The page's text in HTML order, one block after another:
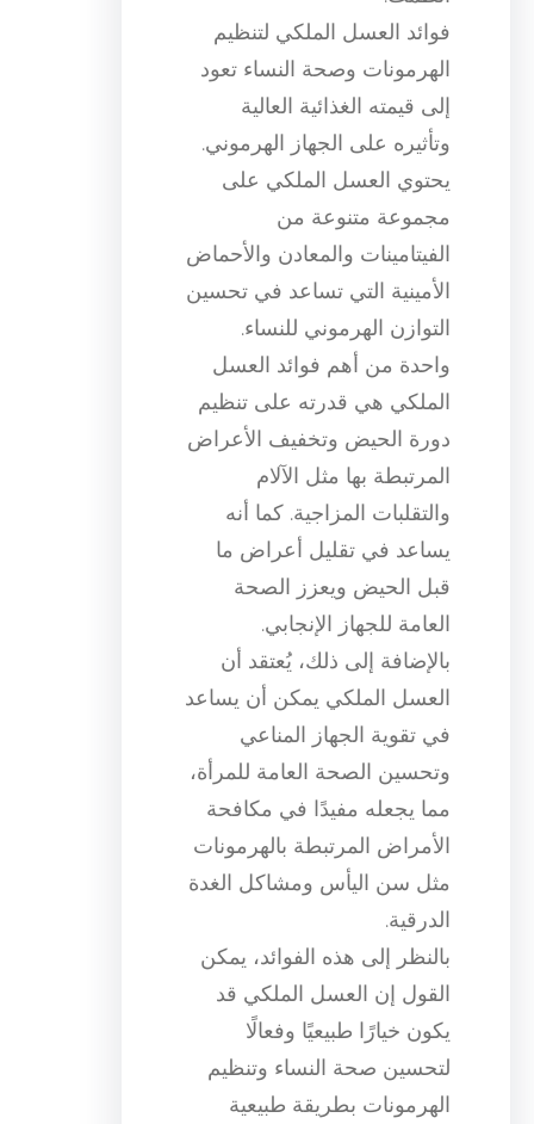
فوائد العسل الملكي لتنظيم
الهرمونات وصحة النساء تعود
إلى قيمته الغذائية العالية
وتأثيره على الجهاز الهرموني.
يحتوي العسل الملكي على
مجموعة متنوعة من
الفيتامينات والمعادن والأحماض
الأمينية التي تساعد في تحسين
التوازن الهرموني للنساء.
واحدة من أهم فوائد العسل
الملكي هي قدرته على تنظيم
دورة الحيض وتخفيف الأعراض
المرتبطة بها مثل الآلام
والتقلبات المزاجية. كما أنه
يساعد في تقليل أعراض ما
قبل الحيض ويعزز الصحة
العامة للجهاز الإنجابي.
بالإضافة إلى ذلك، يُعتقد أن
العسل الملكي يمكن أن يساعد
في تقوية الجهاز المناعي
وتحسين الصحة العامة للمرأة،
مما يجعله مفيدًا في مكافحة
الأمراض المرتبطة بالهرمونات
مثل سن اليأس ومشاكل الغدة
الدرقية.
بالنظر إلى هذه الفوائد، يمكن
القول إن العسل الملكي قد
يكون خيارًا طبيعيًا وفعالًا
لتحسين صحة النساء وتنظيم
الهرمونات بطريقة طبيعية